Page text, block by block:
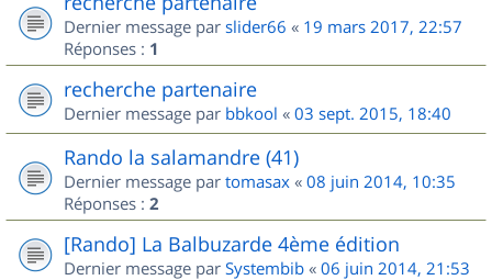
Dernier message par slider66 « 19 mars 2017, 22:57
Réponses : 1
recherche partenaire
Dernier message par bbkool « 03 sept. 2015, 18:40
Rando la salamandre (41)
Dernier message par tomasax « 08 juin 2014, 10:35
Réponses : 2
[Rando] La Balbuzarde 4ème édition
Dernier message par Systembib « 06 juin 2014, 21:53